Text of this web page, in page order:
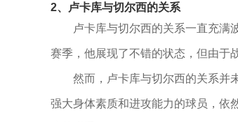
2、卢卡库与切尔西的关系
卢卡库与切尔西的关系一直充满
赛季，他展现了不错的状态，但由于
然而，卢卡库与切尔西的关系并
强大身体素质和进攻能力的球员，依